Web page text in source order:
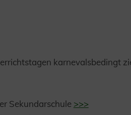
karnevalsbedingt
Sekundarschule >>>